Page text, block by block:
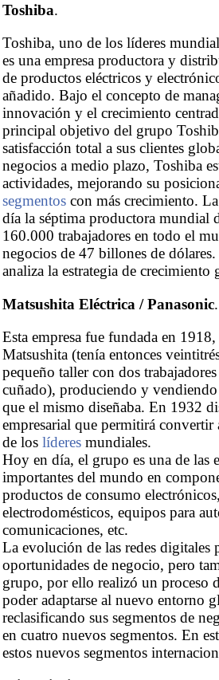
Toshiba.
Toshiba, uno de los líderes
es una empresa productora y
de productos eléctricos y
añadido. Bajo el concepto de
innovación y el crecimiento
principal objetivo del grupo
satisfacción total a sus clientes
negocios a medio plazo, Toshiba
actividades, mejorando su
segmentos con más crecimiento.
día la séptima productora mundial
160.000 trabajadores en todo el
negocios de 47 billones de dólares.
analiza la estrategia de crecimiento
Matsushita Eléctrica / Panasonic.
Esta empresa fue fundada en
Matsushita (tenía entonces
pequeño taller con dos
cuñado), produciendo y vendiendo
que el mismo diseñaba. En 1932
empresarial que permitirá convertir
de los líderes mundiales.
Hoy en día, el grupo es una de las
importantes del mundo en
productos de consumo
electrodomésticos, equipos para
comunicaciones, etc.
La evolución de las redes digitales
oportunidades de negocio, pero
grupo, por ello realizó un proceso
poder adaptarse al nuevo entorno
reclasificando sus segmentos de
en cuatro nuevos segmentos. En
estos nuevos segmentos